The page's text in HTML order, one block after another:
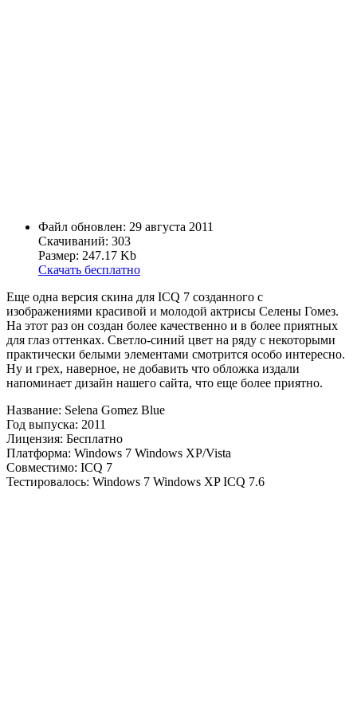
Файл обновлен: 29 августа 2011
Скачиваний: 303
Размер: 247.17 Kb
Скачать бесплатно
Еще одна версия скина для ICQ 7 созданного с
изображениями красивой и молодой актрисы Селены Гомез.
На этот раз он создан более качественно и в более приятных
для глаз оттенках. Светло-синий цвет на ряду с некоторыми
практически белыми элементами смотрится особо интересно.
Ну и грех, наверное, не добавить что обложка издали
напоминает дизайн нашего сайта, что еще более приятно.
Название: Selena Gomez Blue
Год выпуска: 2011
Лицензия: Бесплатно
Платформа: Windows 7 Windows XP/Vista
Совместимо: ICQ 7
Тестировалось: Windows 7 Windows XP ICQ 7.6